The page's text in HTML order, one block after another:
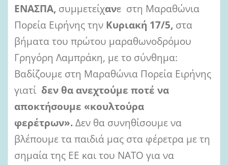
ΕΝΑΣΠΑ, συμμετείχανε στη Μαραθώνια
Πορεία Ειρήνης την Κυριακή 17/5, στα
βήματα του πρώτου μαραθωνοδρόμου
Γρηγόρη Λαμπράκη, με το σύνθημα:
Βαδίζουμε στη Μαραθώνια Πορεία Ειρήνης
γιατί δεν θα ανεχτούμε ποτέ να
αποκτήσουμε «κουλτούρα
φερέτρων».Δεν θα συνηθίσουμε να
βλέπουμε τα παιδιά μας στα φέρετρα με τη
σημαία της ΕΕ και του ΝΑΤΟ για να